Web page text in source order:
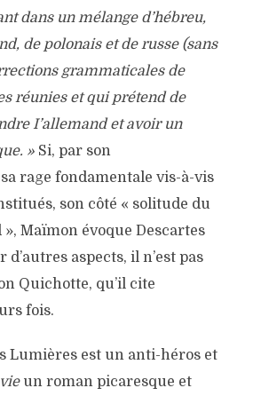
dans un mélange d’hébreu,
de polonais et de russe (sans
grammaticales de
réunies et qui prétend de
I’allemand et avoir un
»Si, par son
rage fondamentale vis-à-vis
son côté « solitude du
Maïmon évoque Descartes
d’autres aspects, il n’est pas
Quichotte, qu’il cite
fois.
Lumières est un anti-héros et
un roman picaresque et